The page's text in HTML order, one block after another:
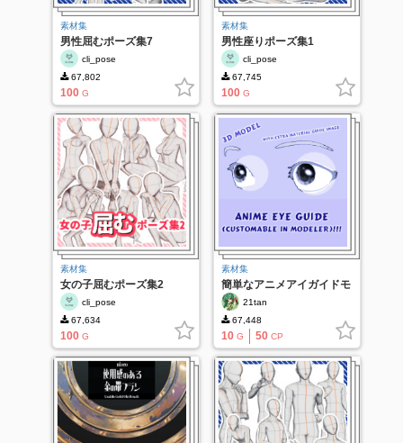
素材集
男性屈むポーズ集7
cli_pose
67,802
100 G
素材集
男性座りポーズ集1
cli_pose
67,745
100 G
素材集
女の子屈むポーズ集2
cli_pose
67,634
100 G
素材集
簡単なアニメアイガイドモ
デル!21tan
67,448
10 G 50 CP